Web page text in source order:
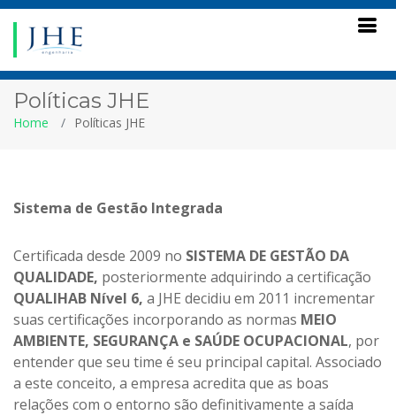
Políticas JHE
Home Políticas JHE
Sistema de Gestão Integrada
Certificada desde 2009 no SISTEMA DE GESTÃO DA
QUALIDADE, posteriormente adquirindo a certificação
QUALIHAB Nível 6, a JHE decidiu em 2011 incrementar
suas certificações incorporando as normas MEIO
AMBIENTE, SEGURANÇA e SAÚDE OCUPACIONAL, por
entender que seu time é seu principal capital. Associado
a este conceito, a empresa acredita que as boas
relações com o entorno são definitivamente a saída